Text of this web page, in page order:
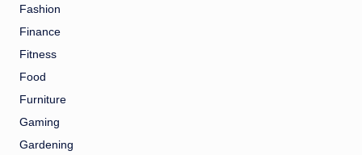
Fashion
Finance
Fitness
Food
Furniture
Gaming
Gardening